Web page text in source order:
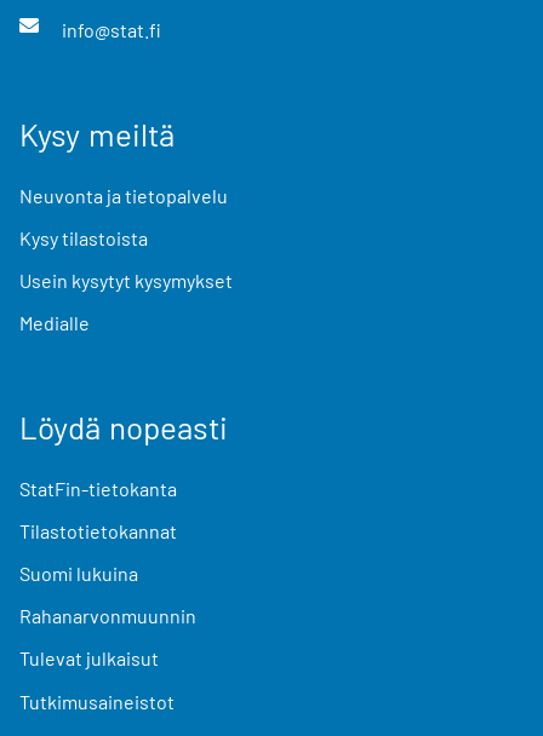
info@stat.fi
Kysy meiltä
Neuvonta ja tietopalvelu
Kysy tilastoista
Usein kysytyt kysymykset
Medialle
Löydä nopeasti
StatFin-tietokanta
Tilastotietokannat
Suomi lukuina
Rahanarvonmuunnin
Tulevat julkaisut
Tutkimusaineistot